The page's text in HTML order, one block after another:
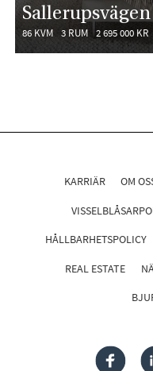
86 KVM 3 RUM 2 695 000 KR
KARRIÄR OM
HÅLLBARHETSPOLICY
REAL ESTATE